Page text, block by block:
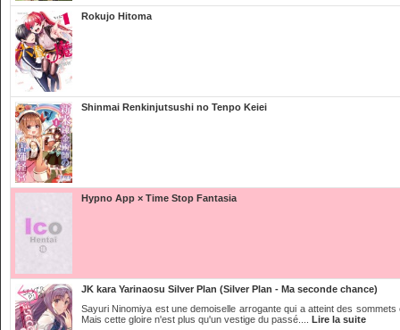
Rokujo Hitoma
Shinmai Renkinjutsushi no Tenpo Keiei
Hypno App × Time Stop Fantasia
JK kara Yarinaosu Silver Plan (Silver Plan - Ma seconde chance)
Sayuri Ninomiya est une demoiselle arrogante qui a atteint des
Mais cette gloire n'est plus qu'un vestige du passé.... Lire la suite